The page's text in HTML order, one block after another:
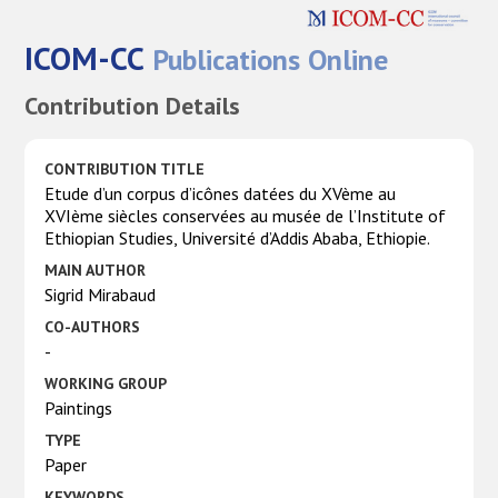
ICOM-CC Publications Online
Contribution Details
CONTRIBUTION TITLE
Etude d’un corpus d’icônes datées du XVème au
XVIème siècles conservées au musée de l’Institute of
Ethiopian Studies, Université d’Addis Ababa, Ethiopie.
MAIN AUTHOR
Sigrid Mirabaud
CO-AUTHORS
-
WORKING GROUP
Paintings
TYPE
Paper